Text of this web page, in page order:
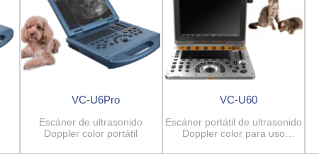
VC-U6Pro
Escáner de ultrasonido
Doppler color portátil
VC-U60
Escáner portátil de ultrasonido
Doppler color para uso